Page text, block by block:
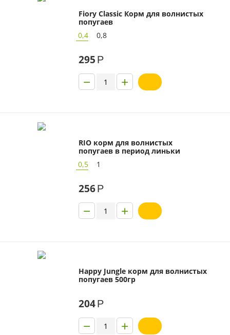
Fiory Classic Корм для волнистых
попугаев
0,4
0,8
295 Р
+
−
RIO корм для волнистых
попугаев в период линьки
0,5
1
256Р
+
−
Happy Jungle корм для волнистых
попугаев 500гр
204Р
+
−